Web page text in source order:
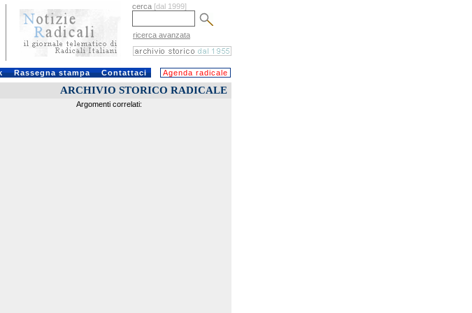
cerca [dal 1999]
ricerca avanzata
Rassegna stampa Contattaci Agenda radicale
ARCHIVIO STORICO RADICALE
Argomenti correlati: